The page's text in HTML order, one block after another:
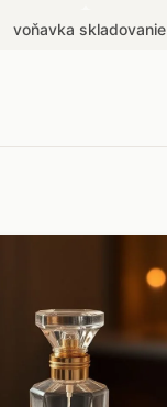
voňavka skladovanie